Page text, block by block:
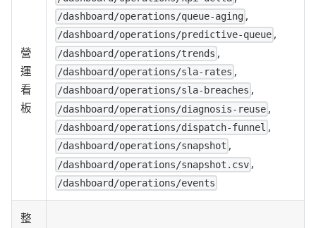
營
運
看
板
/dashboard/operations/queue-aging ,
/dashboard/operations/predictive-queue ,
/dashboard/operations/trends ,
/dashboard/operations/sla-rates ,
/dashboard/operations/sla-breaches ,
/dashboard/operations/diagnosis-reuse ,
/dashboard/operations/dispatch-funnel ,
/dashboard/operations/snapshot ,
/dashboard/operations/snapshot.csv ,
/dashboard/operations/events
整